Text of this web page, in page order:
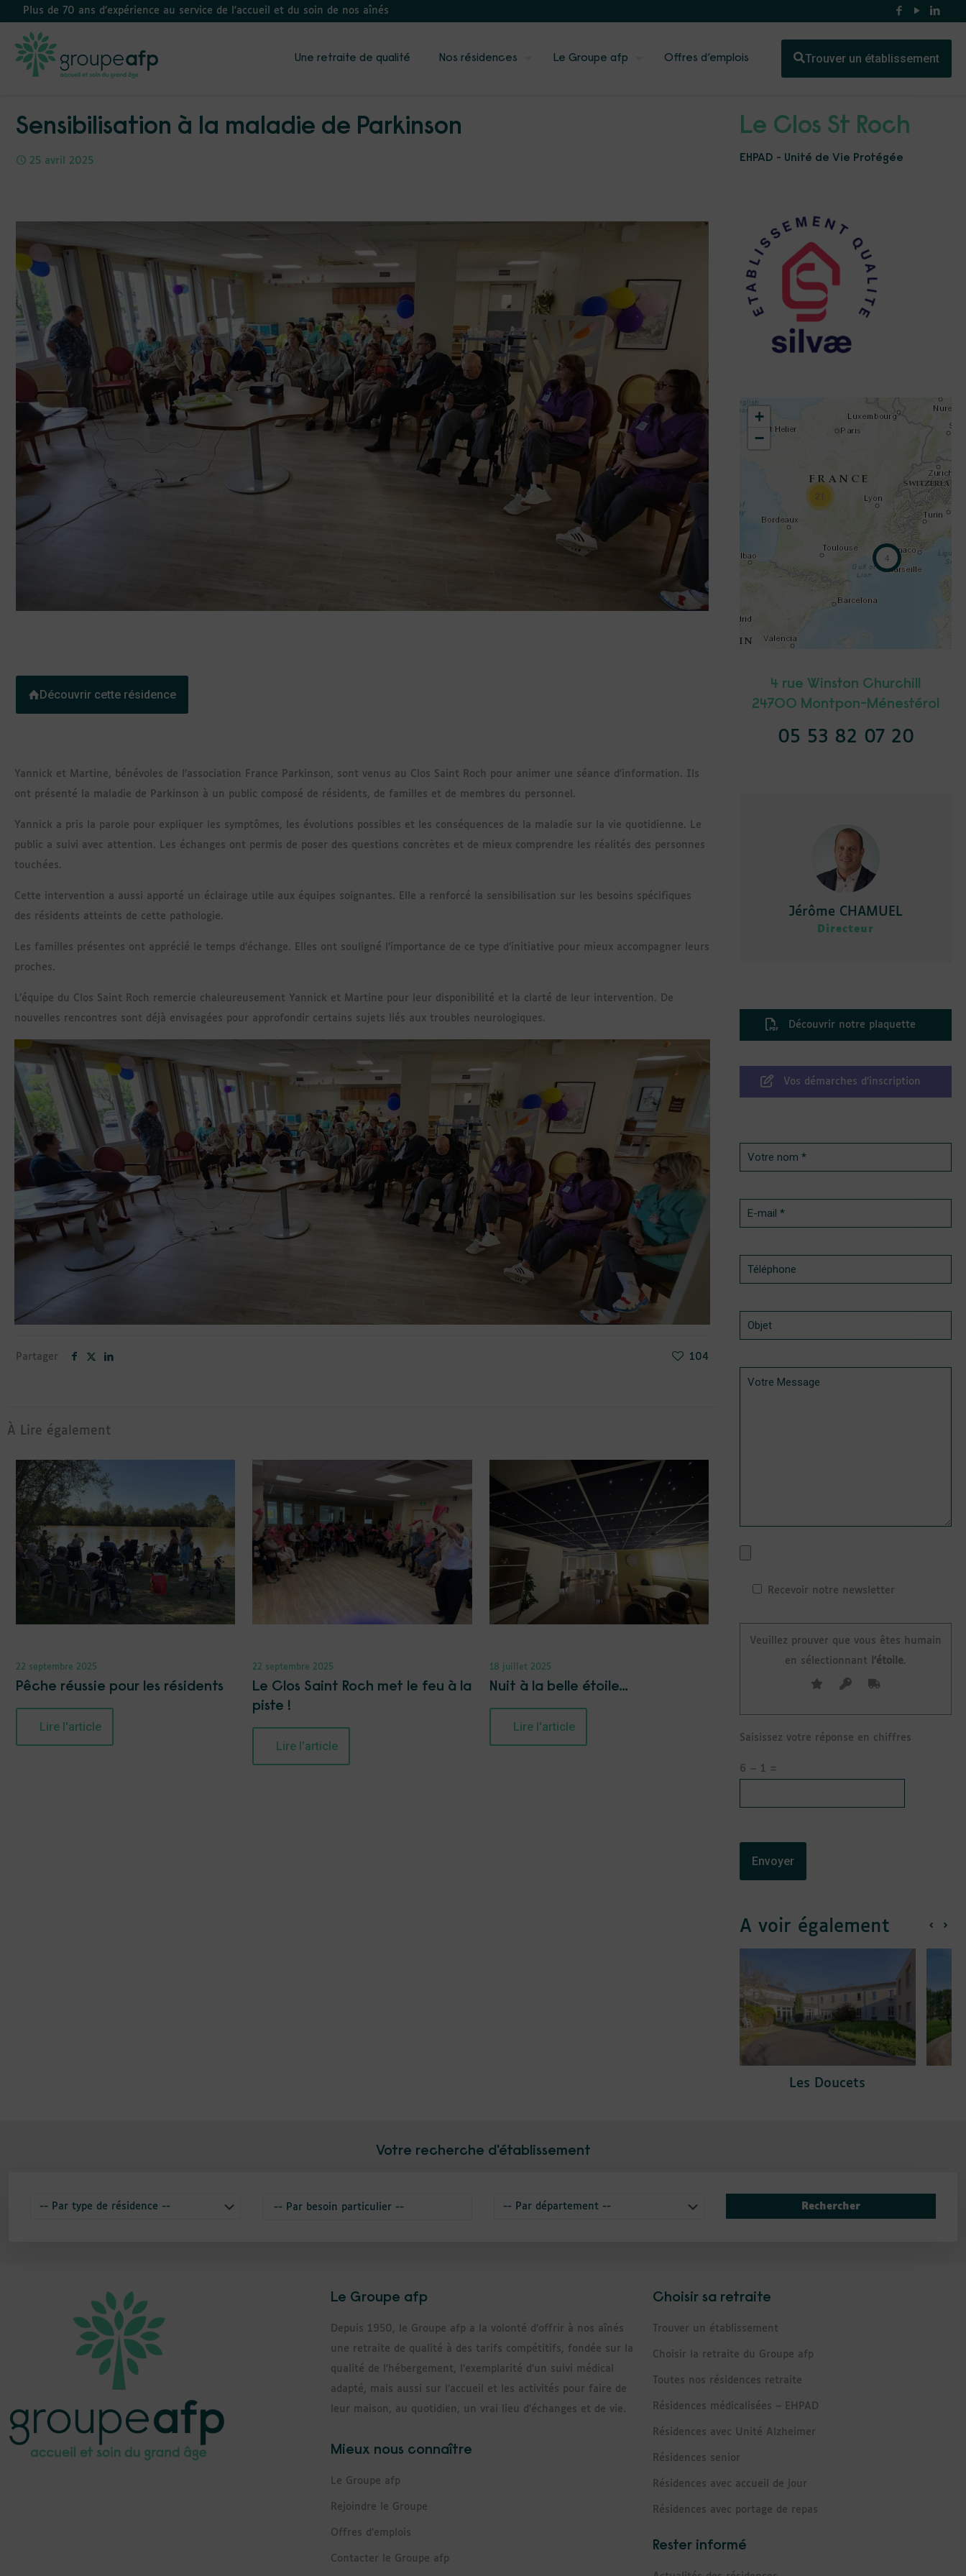
Plus de 70 ans d’expérience au service de l'accueil et du soin de nos aînés
Une retraite de qualité Nos résidences Le Groupe afp Offres d’emplois Trouver un établissement
Sensibilisation à la maladie de Parkinson
25 avril 2025
Découvrir cette résidence
Yannick et Martine, bénévoles de l’association France Parkinson, sont venus au Clos Saint Roch pour animer une séance d’information. Ils
ont présenté la maladie de Parkinson à un public composé de résidents, de familles et de membres du personnel.
Yannick a pris la parole pour expliquer les symptômes, les évolutions possibles et les conséquences de la maladie sur la vie quotidienne. Le
public a suivi avec attention. Les échanges ont permis de poser des questions concrètes et de mieux comprendre les réalités des personnes
touchées.
Cette intervention a aussi apporté un éclairage utile aux équipes soignantes. Elle a renforcé la sensibilisation sur les besoins spécifiques
des résidents atteints de cette pathologie.
Les familles présentes ont apprécié le temps d’échange. Elles ont souligné l’importance de ce type d’initiative pour mieux accompagner leurs
proches.
L’équipe du Clos Saint Roch remercie chaleureusement Yannick et Martine pour leur disponibilité et la clarté de leur intervention. De
nouvelles rencontres sont déjà envisagées pour approfondir certains sujets liés aux troubles neurologiques.
Partager 104
À Lire également
22 septembre 2025
Pêche réussie pour les résidents
Lire l'article
22 septembre 2025
Le Clos Saint Roch met le feu à la
piste !
Lire l'article
18 juillet 2025
Nuit à la belle étoile…
Lire l'article
Le Clos St Roch
EHPAD - Unité de Vie Protégée
21
4
+
−
4 rue Winston Churchill
24700 Montpon-Ménestérol
05 53 82 07 20
Jérôme CHAMUEL
Directeur
Découvrir notre plaquette
Vos démarches d’inscription
Recevoir notre newsletter
Veuillez prouver que vous êtes humain
en sélectionnant l’étoile.
Saisissez votre réponse en chiffres
6 − 1 =
A voir également
Les Doucets
Votre recherche d'établissement
Rechercher
Le Groupe afp
Depuis 1950, le Groupe afp a la volonté d’offrir à nos aînés
une retraite de qualité à des tarifs compétitifs, fondée sur la
qualité de l’hébergement, l’exemplarité d’un suivi médical
adapté, mais aussi sur l’accueil et les activités pour faire de
leur maison, au quotidien, un vrai lieu d’échanges et de vie.
Mieux nous connaître
Le Groupe afp
Rejoindre le Groupe
Offres d’emplois
Contacter le Groupe afp
Choisir sa retraite
Trouver un établissement
Choisir la retraite du Groupe afp
Toutes nos résidences retraite
Résidences médicalisées – EHPAD
Résidences avec Unité Alzheimer
Résidences senior
Résidences avec accueil de jour
Résidences avec portage de repas
Rester informé